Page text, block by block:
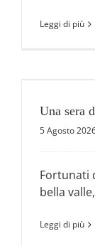
Leggi di più
Una sera
5 Agosto
Fortunati
bella
Leggi di più